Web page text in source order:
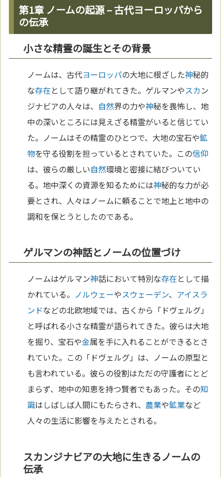
第1章 ノームの起源 – 古代ヨーロッパから
の伝承
小さな精霊の誕生とその背景
ノームは、古代ヨーロッパの大地に根ざした神秘的
な存在として語り継がれてきた。ゲルマンやスカ ン
ジナビアの人々は、 自然界の力や神秘を畏怖し、地
中の深いところには見えざる精霊がいると信じてい
た。ノームはその精霊のひとつで、大地の宝石や鉱
物を守る役割を担っているとされていた。この信仰
は、彼らの厳しい自然環境と密接に結びついてい
る。地中深くの資源を知るためには神秘的な力が必
要とされ、人々はノームに頼ることで地上と地中の
調和を保とうとしたのである。
ゲルマンの神話とノームの位置づけ
ノームはゲルマン神話において特別な存在として描
かれている。 ノルウェーやスウェーデン、 アイスラ
ンドなどの北欧地域では、古くから「ドヴェルグ」
と呼ばれる小さな精霊が語られてきた。彼らは大地
を掘り、宝石や金属を手に入れることができるとさ
れていた。この「ドヴェルグ」は、ノームの原型と
も言われている。彼らの役割はただの守護者にとど
まらず、地中の知恵を持つ賢者でもあった。その知
識はしばしば人間にもたらされ、 農業や鉱業など
人々の生活に影響を与えたとされる。
スカンジナビアの大地に生きるノームの
伝承